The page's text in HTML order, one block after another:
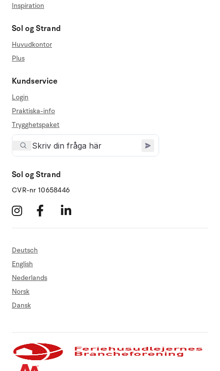
Inspiration
Sol og Strand
Huvudkontor
Plus
Kundservice
Login
Praktiska-info
Trygghetspaket
Sol og Strand
CVR-nr 10658446
Deutsch
English
Nederlands
Norsk
Dansk